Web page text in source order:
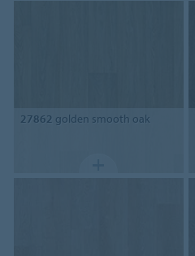
27862 golden smooth oak